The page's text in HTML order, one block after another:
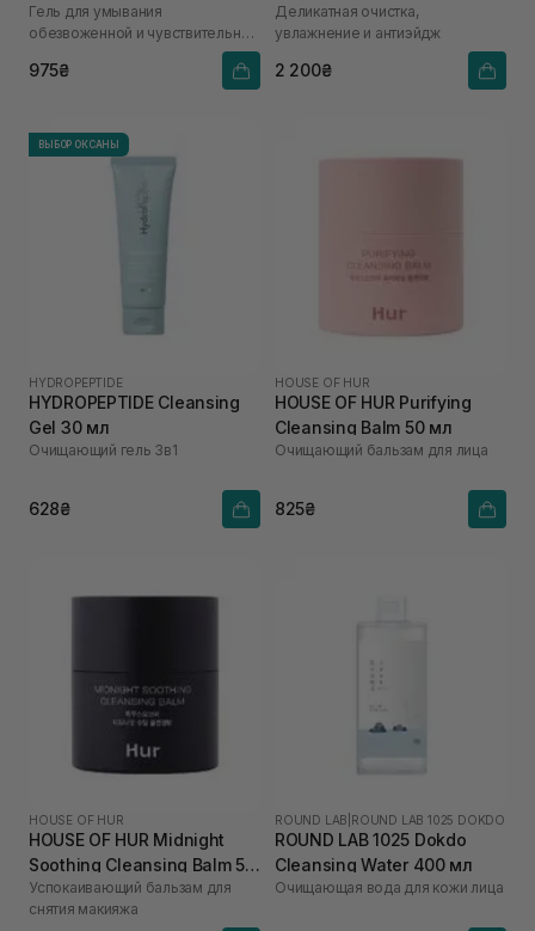
мл
Гель для умывания
обезвоженной и чувствительной
975₴
Деликатная очистка,
увлажнение и антиэйдж
2 200₴
ВЫБОР ОКСАНЫ
HYDROPEPTIDE
HYDROPEPTIDE Cleansing
Gel 30 мл
Очищающий гель 3в1
628₴
HOUSE OF HUR
HOUSE OF HUR Purifying
Cleansing Balm 50 мл
Очищающий бальзам для лица
825₴
HOUSE OF HUR
HOUSE OF HUR Midnight
Soothing Cleansing Balm 50
мл
Успокаивающий бальзам для
снятия макияжа
ROUND LAB ROUND LAB 1025 DOKDO
ROUND LAB 1025 Dokdo
Cleansing Water 400 мл
Очищающая вода для кожи лица